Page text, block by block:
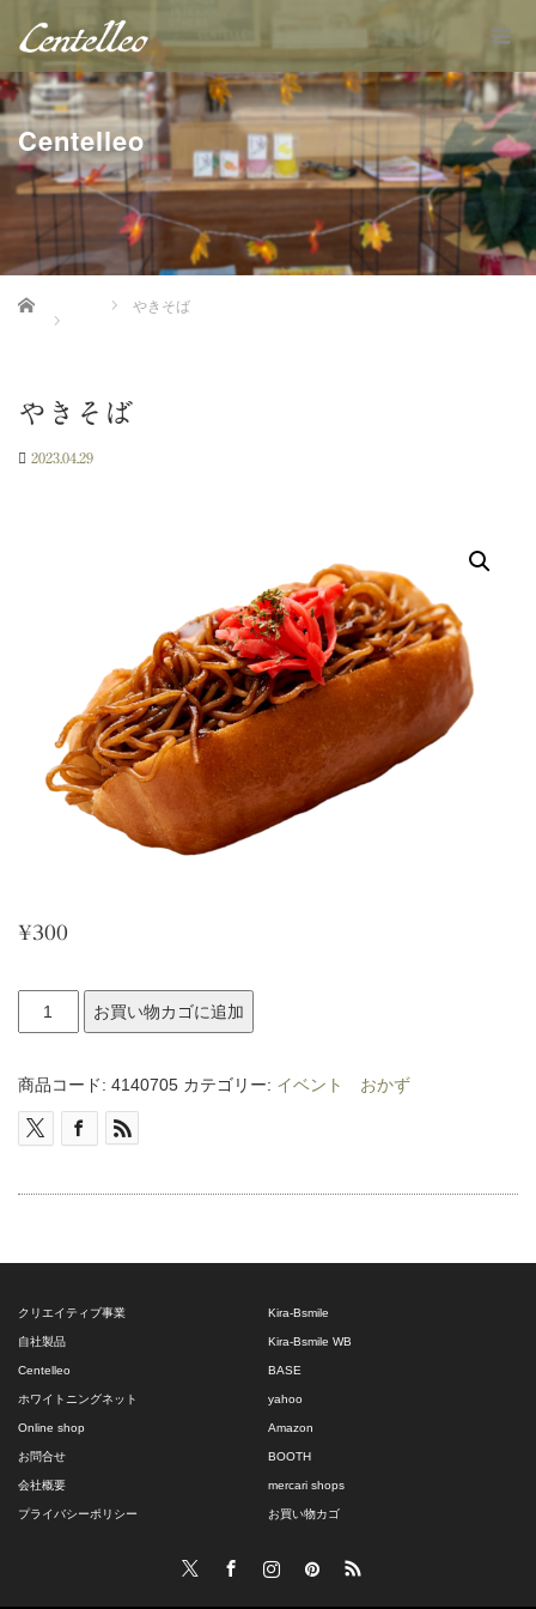
Centelleo
Home やきそば
やきそば
2023.04.29
¥300
そ
ば
個
お買い物カゴに追加
商品コード: 4140705 カテゴリー: イベント おかず
クリエイティブ事業
自社製品
Centelleo
ホワイトニングネット
Online shop
お問合せ
会社概要
プライバシーポリシー
Kira-Bsmile
Kira-Bsmile WB
BASE
yahoo
Amazon
BOOTH
mercari shops
お買い物カゴ
InstagramPinterest RSS